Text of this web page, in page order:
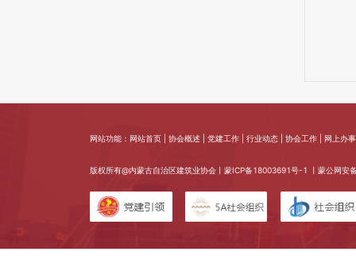
网站功能：网站首页 | 协会概述 | 党建工作 | 行业动态 | 协会工作 | 网上办
版权所有@内蒙古自治区建筑业协会丨蒙ICP备18003691号-1 丨蒙公网安